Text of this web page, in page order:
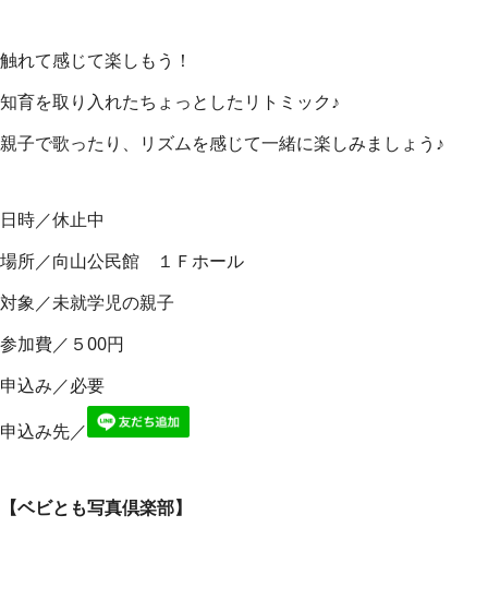
触れて感じて楽しもう！
知育を取り入れたちょっとしたリトミック♪
親子で歌ったり、リズムを感じて一緒に楽しみましょう♪
日時／休止中
場所／向山公民館 １Ｆホール
対象／未就学児の親子
参加費／５00円
申込み／必要
申込み先／
【ベビとも写真倶楽部】